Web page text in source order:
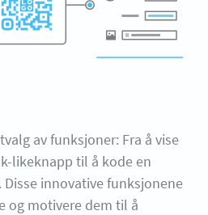
av funksjoner: Fra å vise
likeknapp til å kode en
innovative funksjonene
og motivere dem til å